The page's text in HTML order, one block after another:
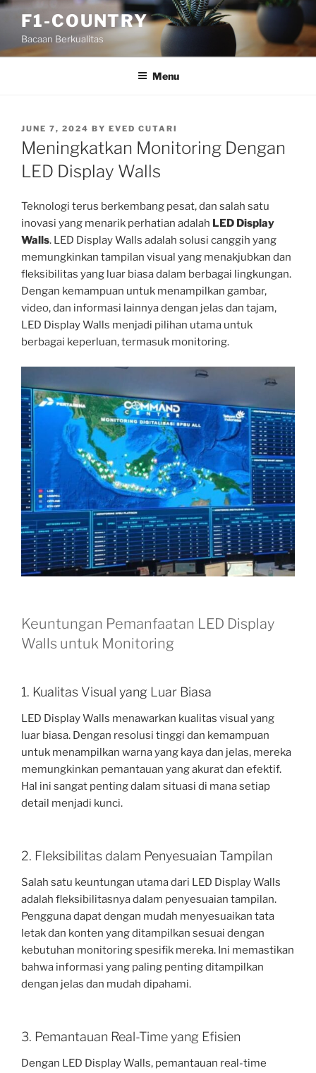
Skip
content
F1-COUNTRY
Bacaan Berkualitas
Menu
POSTED
ON
JUNE 7, 2024 BY EVED CUTARI
Meningkatkan Monitoring Dengan
LED Display Walls
Teknologi terus berkembang pesat, dan salah satu
inovasi yang menarik perhatian adalah LED Display
Walls. LED Display Walls adalah solusi canggih yang
memungkinkan tampilan visual yang menakjubkan dan
fleksibilitas yang luar biasa dalam berbagai lingkungan.
Dengan kemampuan untuk menampilkan gambar,
video, dan informasi lainnya dengan jelas dan tajam,
LED Display Walls menjadi pilihan utama untuk
berbagai keperluan, termasuk monitoring.
Keuntungan Pemanfaatan LED Display
Walls untuk Monitoring
1. Kualitas Visual yang Luar Biasa
LED Display Walls menawarkan kualitas visual yang
luar biasa. Dengan resolusi tinggi dan kemampuan
untuk menampilkan warna yang kaya dan jelas, mereka
memungkinkan pemantauan yang akurat dan efektif.
Hal ini sangat penting dalam situasi di mana setiap
detail menjadi kunci.
2. Fleksibilitas dalam Penyesuaian Tampilan
Salah satu keuntungan utama dari LED Display Walls
adalah fleksibilitasnya dalam penyesuaian tampilan.
Pengguna dapat dengan mudah menyesuaikan tata
letak dan konten yang ditampilkan sesuai dengan
kebutuhan monitoring spesifik mereka. Ini memastikan
bahwa informasi yang paling penting ditampilkan
dengan jelas dan mudah dipahami.
3. Pemantauan Real-Time yang Efisien
Dengan LED Display Walls, pemantauan real-time